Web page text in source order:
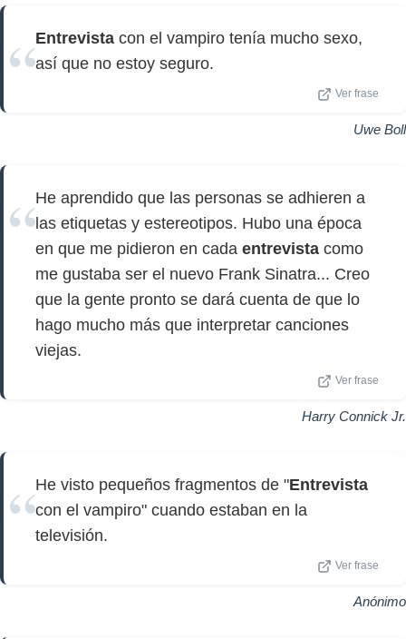
Entrevista con el vampiro tenía mucho sexo,
así que no estoy seguro.
Ver frase
Uwe Boll
He aprendido que las personas se adhieren a
las etiquetas y estereotipos. Hubo una época
en que me pidieron en cada entrevista como
me gustaba ser el nuevo Frank Sinatra... Creo
que la gente pronto se dará cuenta de que lo
hago mucho más que interpretar canciones
viejas.
Ver frase
Harry Connick Jr.
He visto pequeños fragmentos de "Entrevista
con el vampiro" cuando estaban en la
televisión.
Ver frase
Anónimo